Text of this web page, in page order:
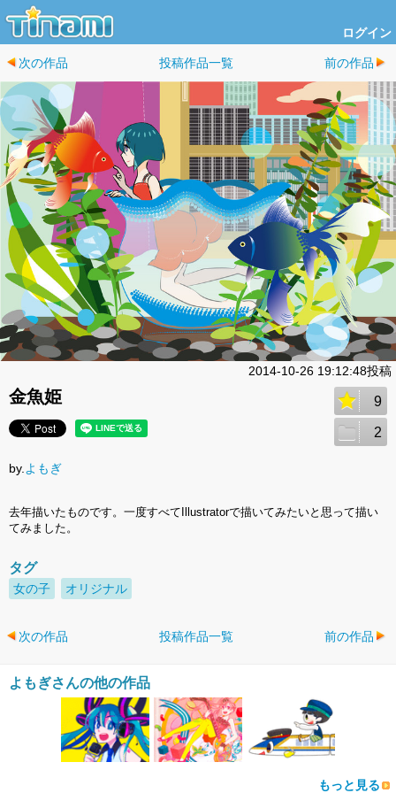
ログイン
次の作品 投稿作品一覧 前の作品
2014-10-26 19:12:48投稿
金魚姫 9
2
by. よもぎ
去年描いたものです。一度すべてIllustratorで描いてみたいと思って描い
てみました。
タグ
女の子 オリジナル
次の作品 投稿作品一覧 前の作品
よもぎさんの他の作品
もっと見る